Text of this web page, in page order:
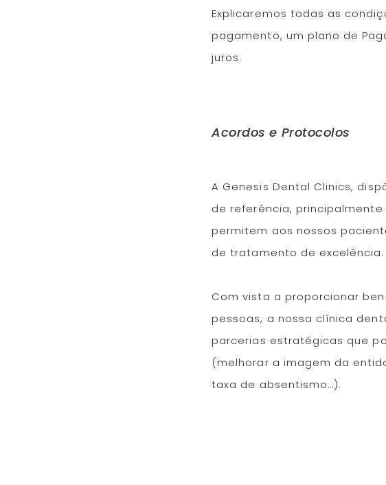
Explicaremos todas as
pagamento, um plano de
juros.
Acordos e Protocolos
A Genesis Dental Clinics,
de referência,
permitem aos nossos
de tratamento de excelência.
Com vista a proporcionar
pessoas, a nossa clínica
parcerias estratégicas que
(melhorar a imagem da
taxa de absentismo…).